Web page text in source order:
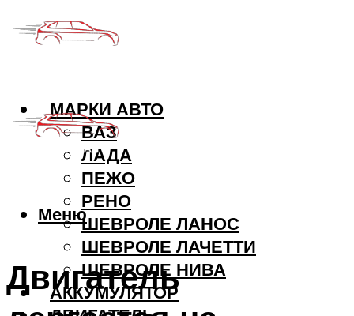
МАРКИ АВТО
ВАЗ
ЛАДА
ПЕЖО
РЕНО
ШЕВРОЛЕ ЛАНОС
ШЕВРОЛЕ ЛАЧЕТТИ
ШЕВРОЛЕ НИВА
АККУМУЛЯТОР
Меню
Двигатель